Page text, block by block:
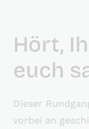
Hört,
euch
Dieser
vorbei an